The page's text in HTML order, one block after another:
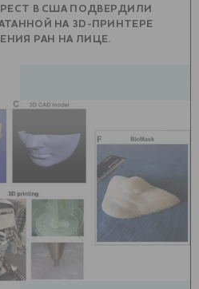
В США ПОДВЕРДИЛИ
НА 3D-ПРИНТЕРЕ
РАН НА ЛИЦЕ.